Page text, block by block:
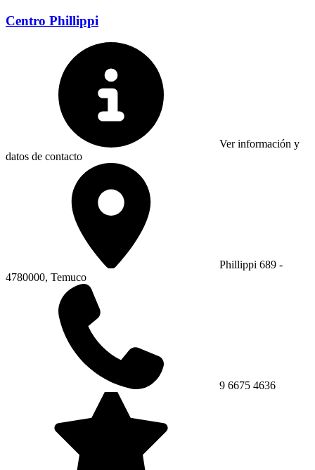
Centro Phillippi
Ver información y
datos de contacto
Phillippi 689 -
4780000, Temuco
9 6675 4636